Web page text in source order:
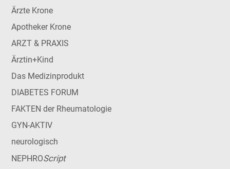
Ärzte Krone
Apotheker Krone
ARZT & PRAXIS
Ärztin+Kind
Das Medizinprodukt
DIABETES FORUM
FAKTEN der Rheumatologie
GYN-AKTIV
neurologisch
NEPHROScript